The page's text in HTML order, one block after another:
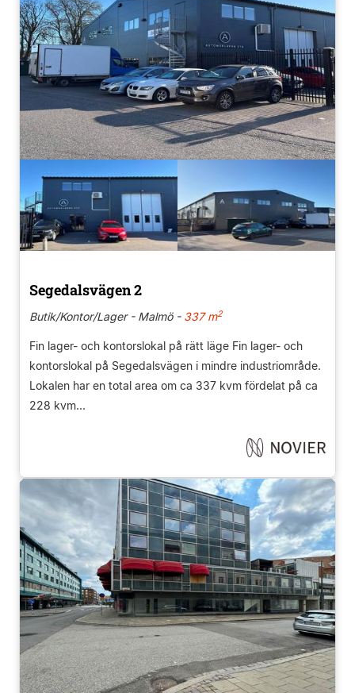
Segedalsvägen 2
Butik/Kontor/Lager - Malmö -337 m2
Fin lager- och kontorslokal på rätt läge Fin lager- och
kontorslokal på Segedalsvägen i mindre industriområde.
Lokalen har en total area om ca 337 kvm fördelat på ca
228 kvm...